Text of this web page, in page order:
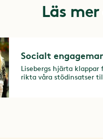
Läs
Socialt
Lisebergs hjärta
rikta våra stödinsatser